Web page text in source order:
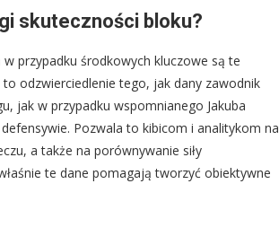
skuteczności bloku?
przypadku środkowych kluczowe są te
odzwierciedlenie tego, jak dany zawodnik
jak w przypadku wspomnianego Jakuba
Pozwala to kibicom i analitykom na
a także na porównywanie siły
te dane pomagają tworzyć obiektywne